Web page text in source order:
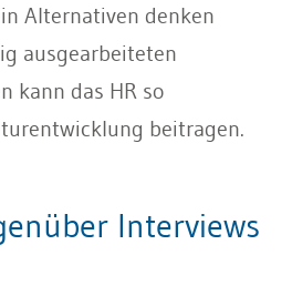
Alternativen denken
ausgearbeiteten
kann das HR so
beitragen.
Interviews